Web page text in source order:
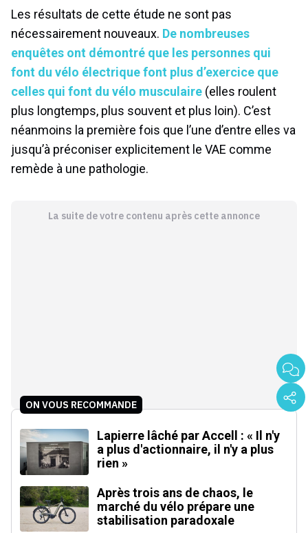
Les résultats de cette étude ne sont pas
nécessairement nouveaux. De nombreuses
enquêtes ont démontré que les personnes qui
font du vélo électrique font plus d’exercice que
celles qui font du vélo musculaire (elles roulent
plus longtemps, plus souvent et plus loin). C’est
néanmoins la première fois que l’une d’entre elles va
jusqu’à préconiser explicitement le VAE comme
remède à une pathologie.
La suite de votre contenu après cette annonce
ON VOUS RECOMMANDE
Lapierre lâché par Accell : « Il n'y
a plus d'actionnaire, il n'y a plus
rien »
Après trois ans de chaos, le
marché du vélo prépare une
stabilisation paradoxale